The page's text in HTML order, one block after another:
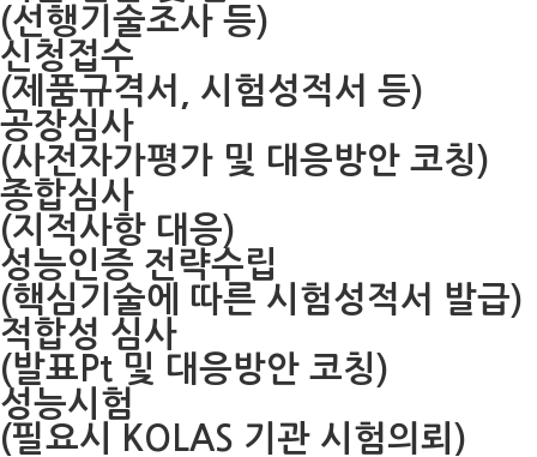
(선행기술조사 등)
신청접수
(제품규격서, 시험성적서 등)
공장심사
(사전자가평가 및 대응방안 코칭)
종합심사
(지적사항 대응)
성능인증 전략수립
(핵심기술에 따른 시험성적서 발급)
적합성 심사
(발표Pt 및 대응방안 코칭)
성능시험
(필요시 KOLAS 기관 시험의뢰)